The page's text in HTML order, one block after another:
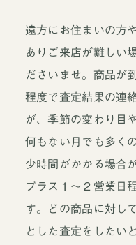
遠方にお住まいの方
ありご来店が難しい
ださいませ。商品が
程度で査定結果の連
が、季節の変わり目
何もない月でも多く
少時間がかかる場合
プラス１～２営業日
す。どの商品に対し
とした査定をしたい